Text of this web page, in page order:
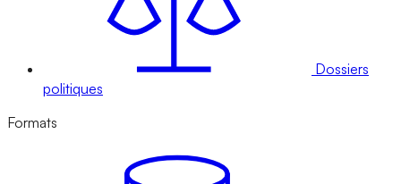
Dossiers
politiques
Formats